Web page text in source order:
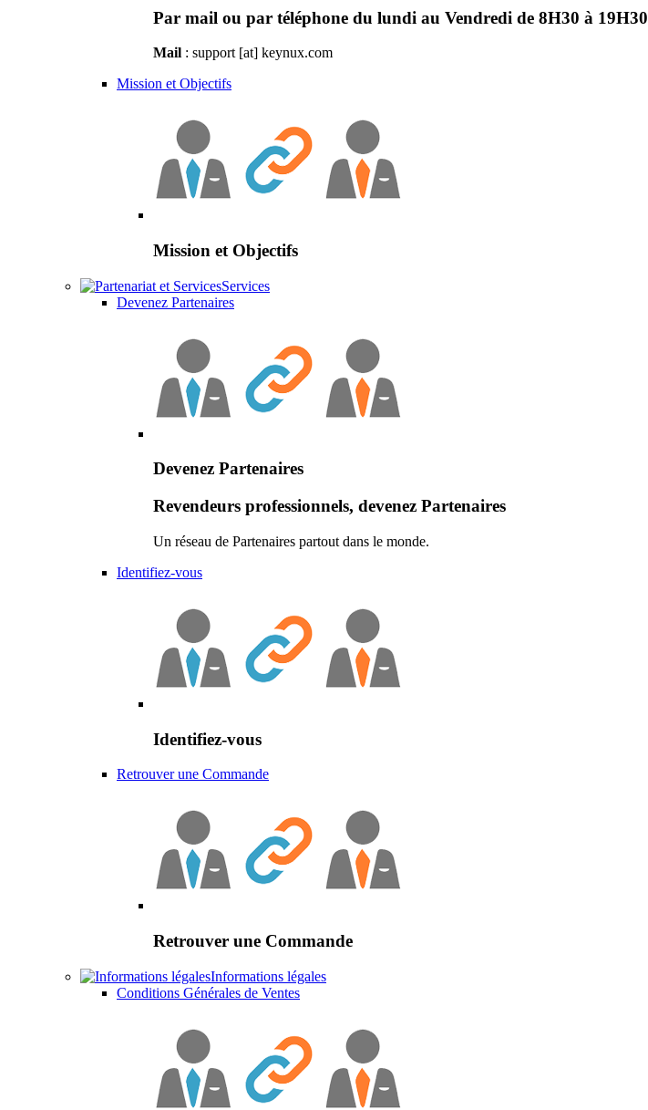
Par mail ou par téléphone du lundi au Vendredi de 8H30 à 19H30
Mail : support [at] keynux.com
Mission et Objectifs
Mission et Objectifs
Services
Devenez Partenaires
Devenez Partenaires
Revendeurs professionnels, devenez Partenaires
Un réseau de Partenaires partout dans le monde.
Identifiez-vous
Identifiez-vous
Retrouver une Commande
Retrouver une Commande
Informations légales
Conditions Générales de Ventes